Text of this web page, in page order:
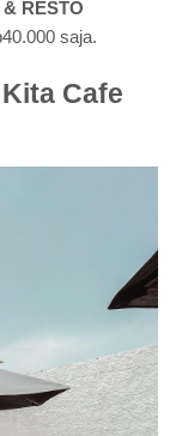
RESTO
saja.
Cafe